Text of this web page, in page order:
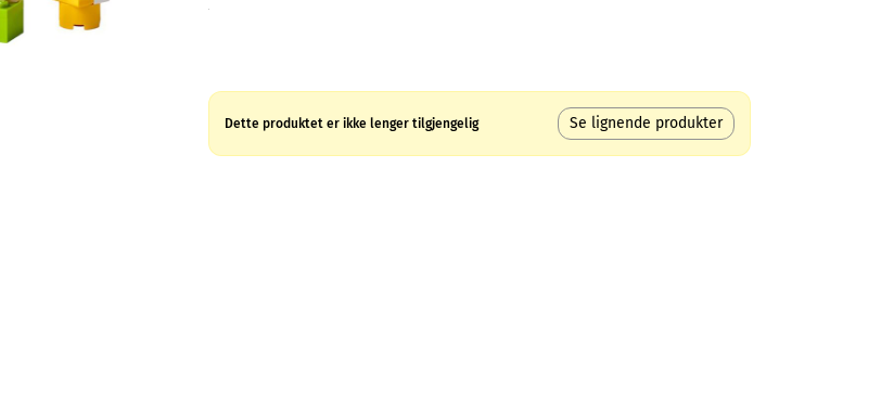
Dette produktet er ikke lenger tilgjengelig Se lignende produkter